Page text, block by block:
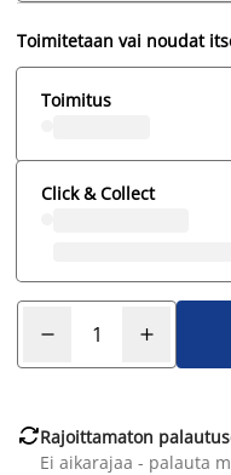
Toimitetaan vai noudat
Toimitus
Click & Collect
Rajoittamaton
Ei aikarajaa - palauta